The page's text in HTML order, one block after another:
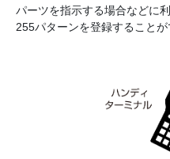
パーツを指示する場合などに
255パターンを登録することが